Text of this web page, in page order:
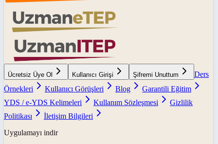
Ücretsiz Üye Ol Kullanıcı Girişi Şifremi Unuttum
Ders
Örnekleri
Kullanıcı Görüşleri Blog
Garantili Eğitim
YDS / e-YDS Kelimeleri
Kullanım Sözleşmesi
Gizlilik
Politikası
İletişim Bilgileri
Uygulamayı indir